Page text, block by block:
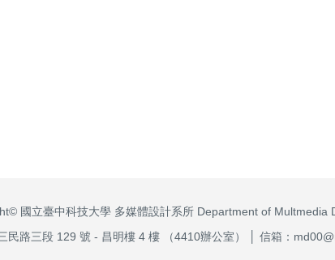
國立臺中科技大學 多媒體設計系所 Department of Multmedia
民路三段 129 號 - 昌明樓 4 樓 （4410辦公室） │ 信箱：